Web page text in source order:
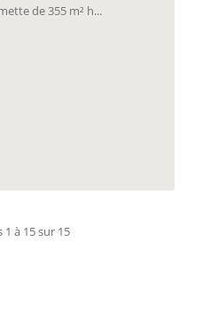
de 355 m² h...
1 à 15 sur 15